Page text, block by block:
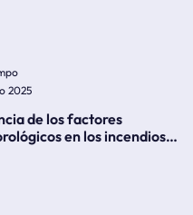
2025
de los factores
en los incendios